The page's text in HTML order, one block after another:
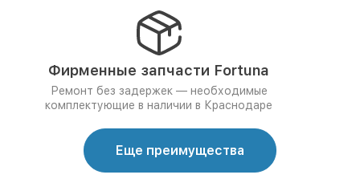
Фирменные запчасти Fortuna
Ремонт без задержек — необходимые
комплектующие в наличии в Краснодаре
Еще преимущества